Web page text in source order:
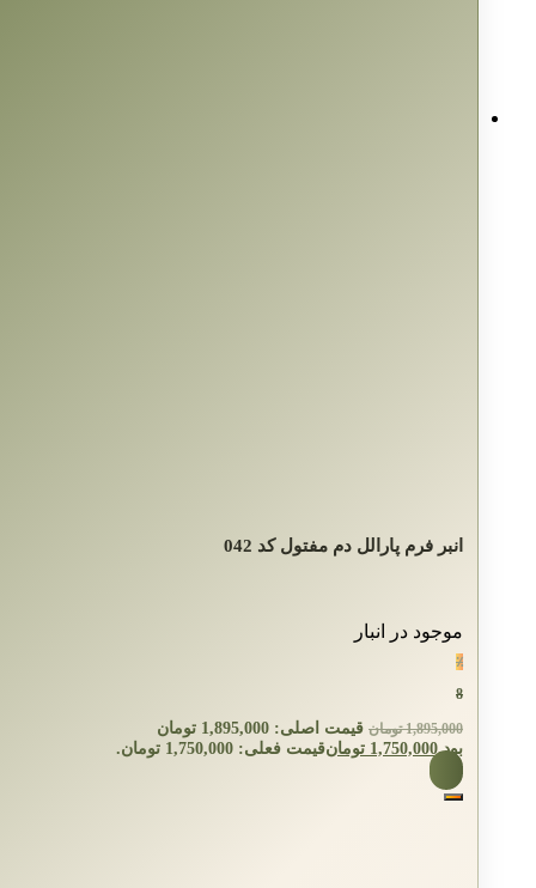
انبر فرم پارالل دم مفتول کد 042
موجود در انبار
1,895,000 تومان
قیمت اصلی: 1,895,000 تومان
بود.1,750,000 تومانقیمت فعلی: 1,750,000 تومان.